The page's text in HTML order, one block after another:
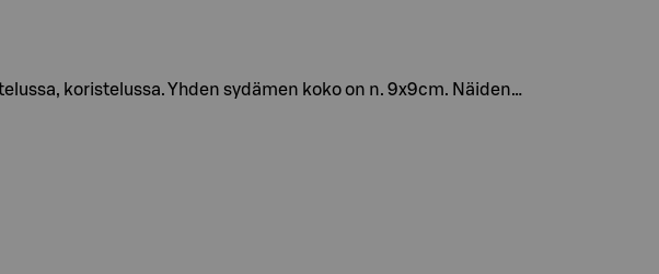
koristelussa. Yhden sydämen koko on n. 9x9cm. Näiden…